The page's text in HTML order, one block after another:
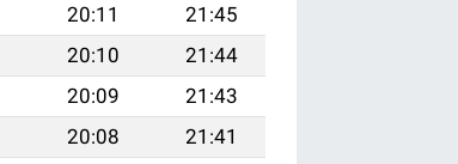
20:11
21:45
20:10
21:44
20:09
21:43
20:08
21:41